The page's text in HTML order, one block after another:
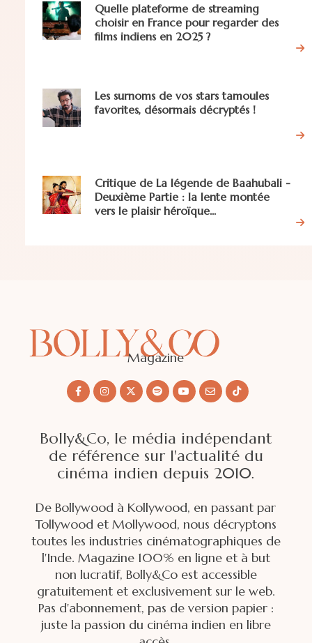
Quelle plateforme de streaming
choisir en France pour regarder des
films indiens en 2025 ?
Les surnoms de vos stars tamoules
favorites, désormais décryptés !
Critique de La légende de Baahubali -
Deuxième Partie : la lente montée
vers le plaisir héroïque...
Magazine
Bolly&Co, le média indépendant
de référence sur l'actualité du
cinéma indien depuis 2010.
De Bollywood à Kollywood, en passant par
Tollywood et Mollywood, nous décryptons
toutes les industries cinématographiques de
l'Inde. Magazine 100% en ligne et à but
non lucratif, Bolly&Co est accessible
gratuitement et exclusivement sur le web.
Pas d'abonnement, pas de version papier :
juste la passion du cinéma indien en libre